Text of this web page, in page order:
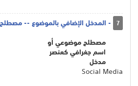
7 - المدخل الإضافي بالموضوع --
مصطلح موضوعي أو
اسم جغرافي كعنصر
مدخل
Social Media